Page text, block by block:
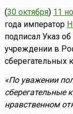
(30 октября) 11
года император
подписал Указ об
учреждении в
сберегательных
«По уважении
сберегательные
нравственном